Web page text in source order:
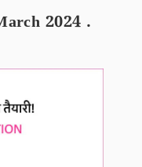
2024 .